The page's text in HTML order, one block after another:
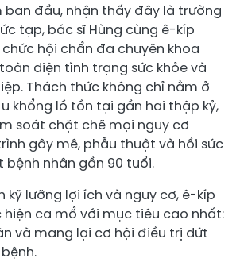
ban đầu, nhận thấy đây là trường
tạp, bác sĩ Hùng cùng ê-kíp
hội chẩn đa chuyên khoa
diện tình trạng sức khỏe và
Thách thức không chỉ nằm ở
khổng lồ tồn tại gần hai thập kỷ,
soát chặt chẽ mọi nguy cơ
gây mê, phẫu thuật và hồi sức
nhân gần 90 tuổi.
kỹ lưỡng lợi ích và nguy cơ, ê-kíp
ca mổ với mục tiêu cao nhất:
và mang lại cơ hội điều trị dứt